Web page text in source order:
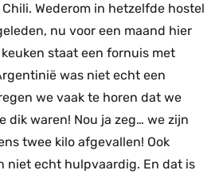
Wederom in hetzelfde hostel
nu voor een maand hier
staat een fornuis met
was niet echt een
we vaak te horen dat we
dik waren! Nou ja zeg… we zijn
twee kilo afgevallen! Ook
niet echt hulpvaardig. En dat is